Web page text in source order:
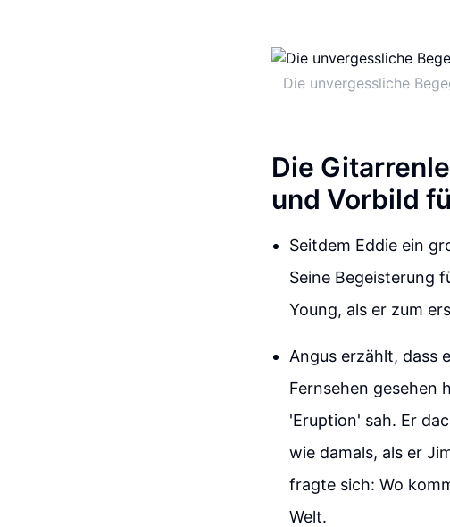
Die unvergessliche
Die
und Vorbild
Seitdem Eddie ein
Seine Begeisterung
Young, als er zum
Angus erzählt, dass
Fernsehen gesehen
'Eruption' sah. Er
wie damals, als er
fragte sich: Wo
Welt.